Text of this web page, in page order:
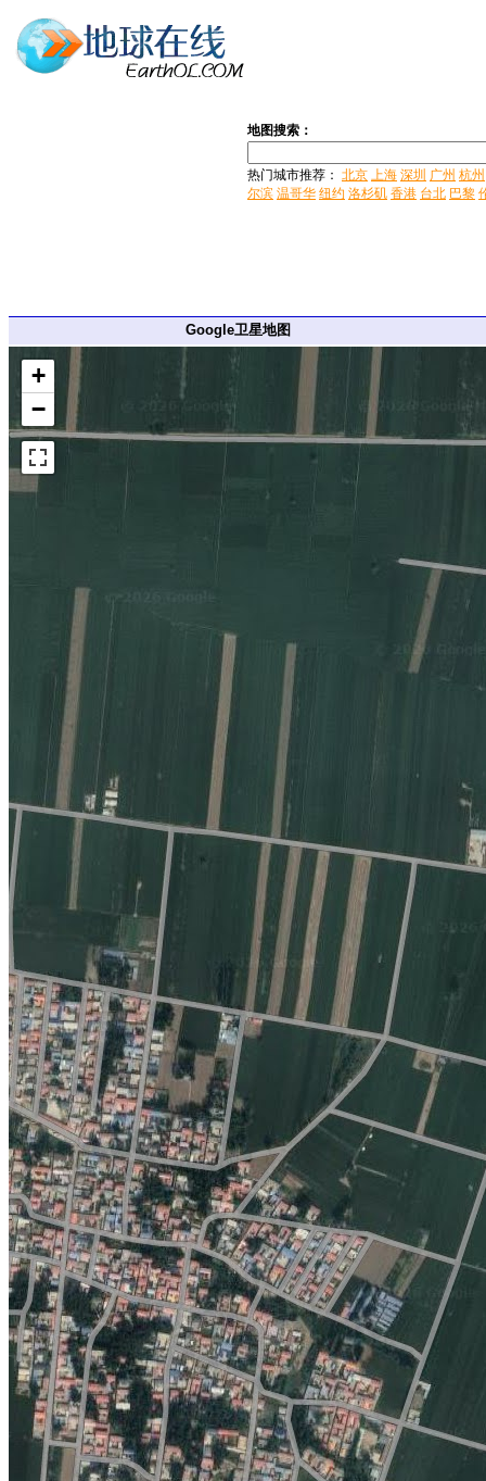
地图搜索：
热门城市推荐： 北京 上海 深圳 广州 杭州
尔滨 温哥华 纽约 洛杉矶 香港 台北 巴黎
Google卫星地图
+
−